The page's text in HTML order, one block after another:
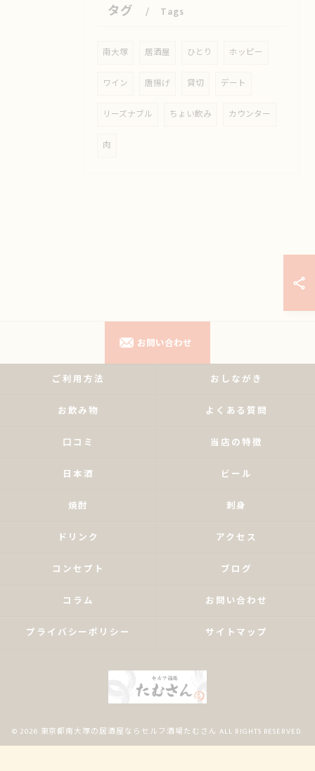
タグ Tags
南大塚 居酒屋 ひとり ホッピー
ワイン 唐揚げ 貸切 デート
リーズナブル ちょい飲み カウンター
肉
お問い合わせ
ご利用方法 おしながき
お飲み物 よくある質問
口コミ 当店の特徴
日本酒 ビール
焼酎 刺身
ドリンク アクセス
コンセプト ブログ
コラム お問い合わせ
プライバシーポリシー サイトマップ
© 2026 東京都南大塚の居酒屋ならセルフ酒場たむさん ALL RIGHTS RESERVED.